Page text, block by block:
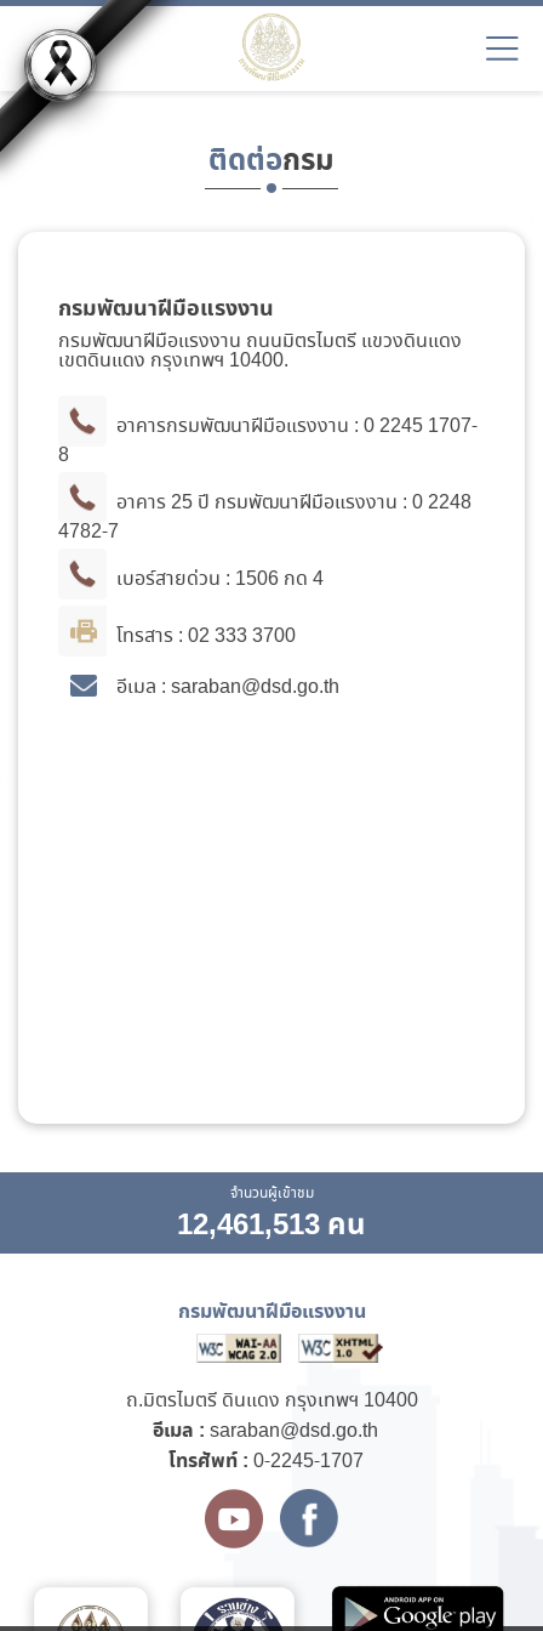
ติดต่อกรม
กรมพัฒนาฝีมือแรงงาน
กรมพัฒนาฝีมือแรงงาน ถนนมิตรไมตรี แขวงดินแดง
เขตดินแดง กรุงเทพฯ 10400.
อาคารกรมพัฒนาฝีมือแรงงาน :0 2245 1707-
8
อาคาร 25 ปี กรมพัฒนาฝีมือแรงงาน :0 2248
4782-7
เบอร์สายด่วน : 1506 กด 4
โทรสาร :02 333 3700
อีเมล : saraban@dsd.go.th
จำนวนผู้เข้าชม
12,461,513 คน
กรมพัฒนาฝีมือแรงงาน
ถ.มิตรไมตรี ดินแดง กรุงเทพฯ 10400
อีเมล : saraban@dsd.go.th
โทรศัพท์ : 0-2245-1707